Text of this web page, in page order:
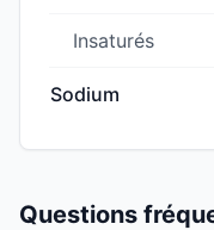
Insaturés
Sodium
Questions